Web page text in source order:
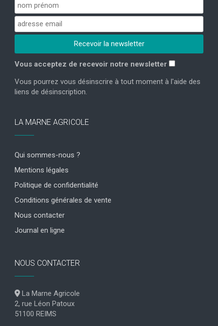
Vous acceptez de recevoir notre newsletter
Vous pourrez vous désinscrire à tout moment à l'aide des
liens de désinscription.
LA MARNE AGRICOLE
Qui sommes-nous ?
Mentions légales
Politique de confidentialité
Conditions générales de vente
Nous contacter
Journal en ligne
NOUS CONTACTER
La Marne Agricole
2, rue Léon Patoux
51100 REIMS